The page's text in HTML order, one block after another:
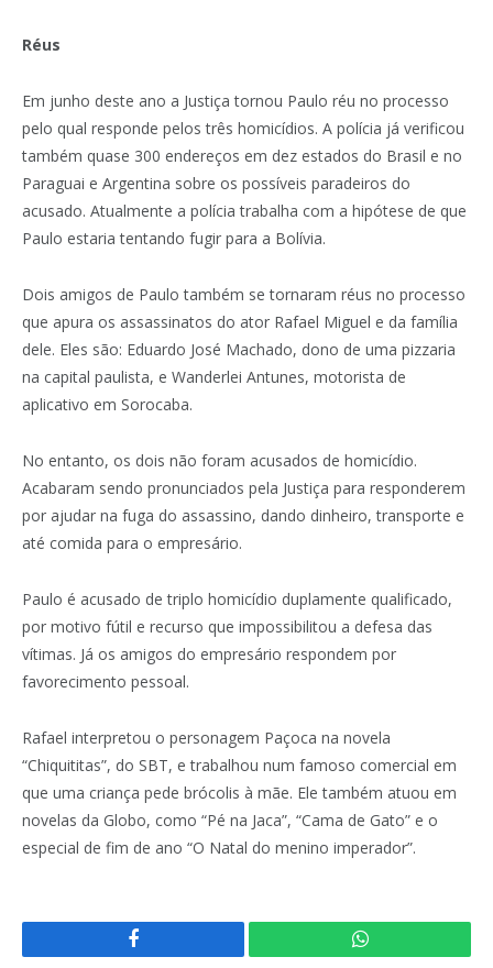
Réus
Em junho deste ano a Justiça tornou Paulo réu no processo
pelo qual responde pelos três homicídios. A polícia já verificou
também quase 300 endereços em dez estados do Brasil e no
Paraguai e Argentina sobre os possíveis paradeiros do
acusado. Atualmente a polícia trabalha com a hipótese de que
Paulo estaria tentando fugir para a Bolívia.
Dois amigos de Paulo também se tornaram réus no processo
que apura os assassinatos do ator Rafael Miguel e da família
dele. Eles são: Eduardo José Machado, dono de uma pizzaria
na capital paulista, e Wanderlei Antunes, motorista de
aplicativo em Sorocaba.
No entanto, os dois não foram acusados de homicídio.
Acabaram sendo pronunciados pela Justiça para responderem
por ajudar na fuga do assassino, dando dinheiro, transporte e
até comida para o empresário.
Paulo é acusado de triplo homicídio duplamente qualificado,
por motivo fútil e recurso que impossibilitou a defesa das
vítimas. Já os amigos do empresário respondem por
favorecimento pessoal.
Rafael interpretou o personagem Paçoca na novela
“Chiquititas”, do SBT, e trabalhou num famoso comercial em
que uma criança pede brócolis à mãe. Ele também atuou em
novelas da Globo, como “Pé na Jaca”, “Cama de Gato” e o
especial de fim de ano “O Natal do menino imperador”.
Facebook WhatsApp